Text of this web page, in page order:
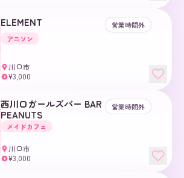
ELEMENT
営業時間外
アニソン
川口市
¥ ¥3,000
西川口ガールズバー BAR
PEANUTS
営業時間外
メイドカフェ
川口市
¥ ¥3,000